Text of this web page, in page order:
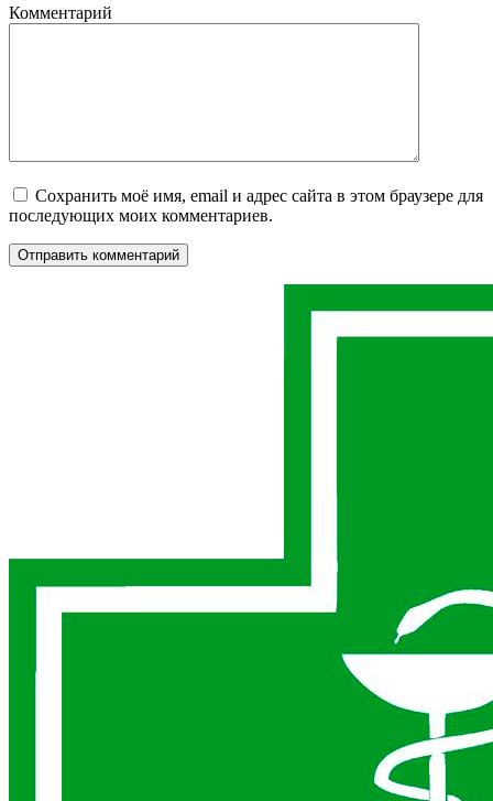
Комментарий
Сохранить моё имя, email и адрес сайта в этом браузере для
последующих моих комментариев.